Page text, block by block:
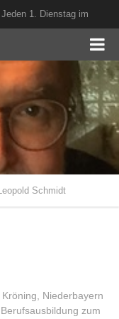
1. Dienstag im
Schmidt
Niederbayern
zum